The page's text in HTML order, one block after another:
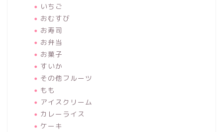
いちご
おむすび
お寿司
お弁当
お菓子
すいか
その他フルーツ
もも
アイスクリーム
カレーライス
ケーキ